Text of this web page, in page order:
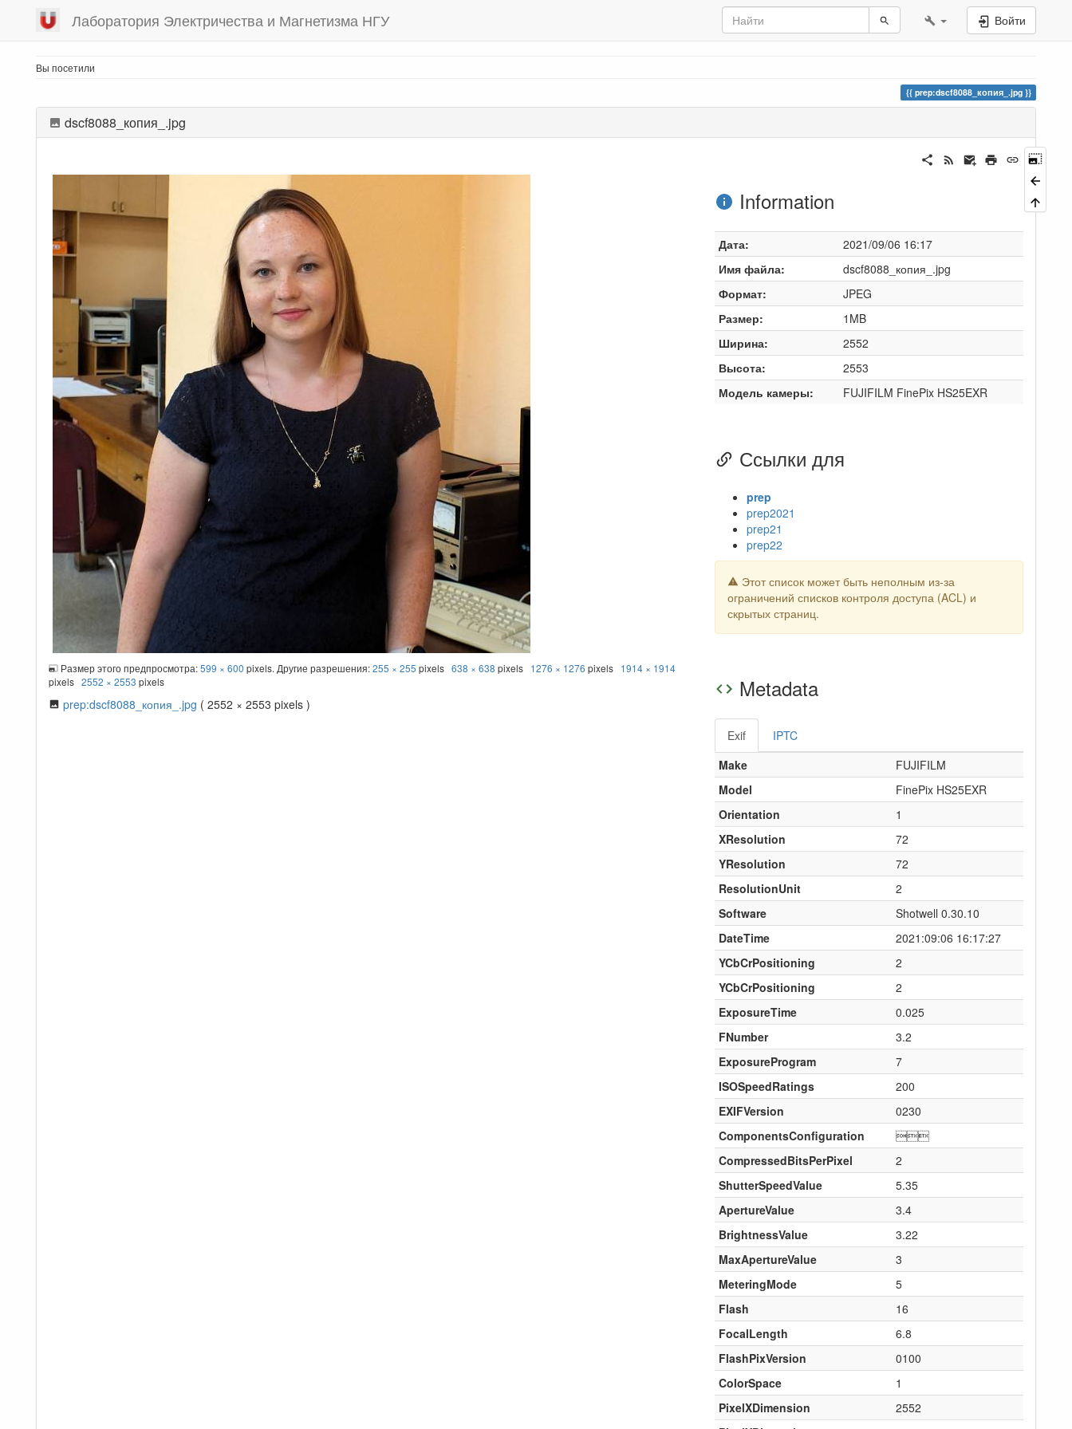
Лаборатория Электричества и Магнетизма НГУ Войти
Вы посетили
prep:dscf8088_копия_.jpg
dscf8088_копия_.jpg
Размер этого предпросмотра:599 × 600 pixels. Другие разрешения:255 × 255 pixels 638 × 638 pixels 1276 × 1276 pixels 1914 × 1914
pixels 2552 × 2553 pixels
prep:dscf8088_копия_.jpg ( 2552 × 2553 pixels )
Information
Дата:
2021/09/06 16:17
Имя файла:
dscf8088_копия_.jpg
Формат:
JPEG
Размер:
1MB
Ширина:
2552
Высота:
2553
Модель камеры:
FUJIFILM FinePix HS25EXR
Ссылки для
prep
prep2021
prep21
prep22
Этот список может быть неполным из-за
ограничений списков контроля доступа (ACL) и
скрытых страниц.
Metadata
Exif
IPTC
Make
FUJIFILM
Model
FinePix HS25EXR
Orientation
1
XResolution
72
YResolution
72
ResolutionUnit
2
Software
Shotwell 0.30.10
DateTime
2021:09:06 16:17:27
YCbCrPositioning
2
YCbCrPositioning
2
ExposureTime
0.025
FNumber
3.2
ExposureProgram
7
ISOSpeedRatings
200
EXIFVersion
0230
ComponentsConfiguration

CompressedBitsPerPixel
2
ShutterSpeedValue
5.35
ApertureValue
3.4
BrightnessValue
3.22
MaxApertureValue
3
MeteringMode
5
Flash
16
FocalLength
6.8
FlashPixVersion
0100
ColorSpace
1
PixelXDimension
2552